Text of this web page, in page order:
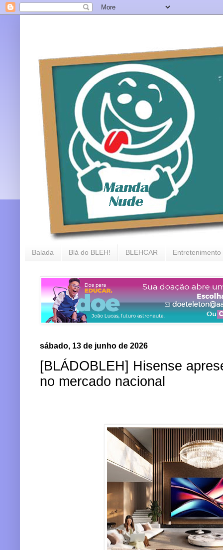
Balada Blá do BLEH! BLEHCAR Entretenimento
sábado, 13 de junho de 2026
[BLÁDOBLEH] Hisense
no mercado nacional